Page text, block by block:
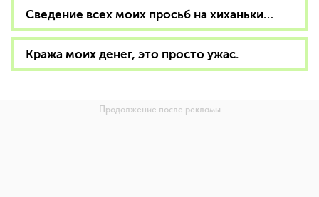
Сведение всех моих просьб на хиханьки…
Кража моих денег, это просто ужас.